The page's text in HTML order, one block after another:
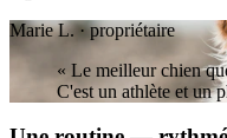
Marie L. · propriétaire
« Le meilleur chien
C'est un athlète et un